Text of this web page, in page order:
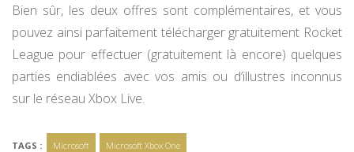
Bien sûr, les deux offres sont complémentaires, et vous
pouvez ainsi parfaitement télécharger gratuitement Rocket
League pour effectuer (gratuitement là encore) quelques
parties endiablées avec vos amis ou d’illustres inconnus
sur le réseau Xbox Live.
TAGS : Microsoft Microsoft Xbox One